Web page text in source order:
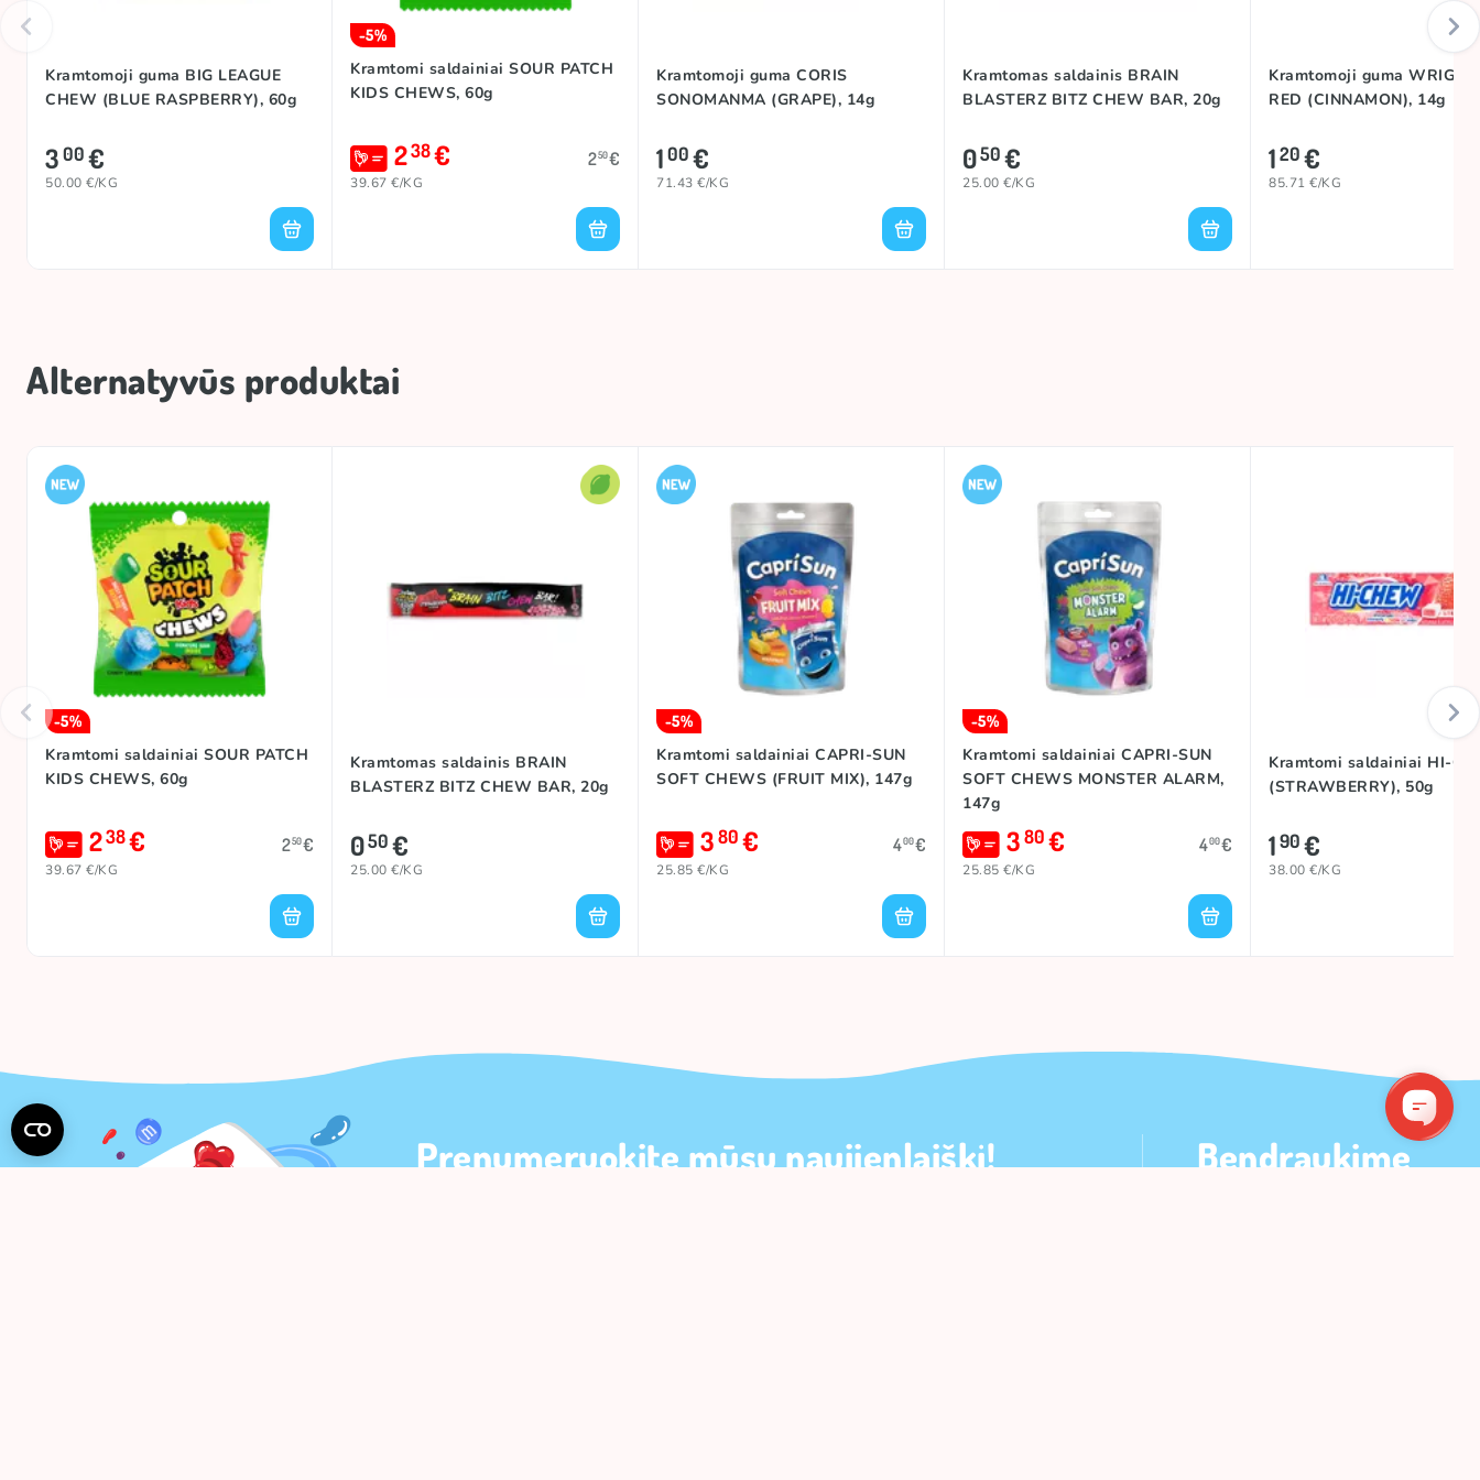
Kramtomoji guma BIG LEAGUE
CHEW (BLUE RASPBERRY), 60g
300€
50.00 €/KG
-5%
Kramtomi saldainiai SOUR PATCH
KIDS CHEWS, 60g
238€ 250€
39.67 €/KG
Kramtomoji guma CORIS
SONOMANMA (GRAPE), 14g
100€
71.43 €/KG
Kramtomas saldainis BRAIN
BLASTERZ BITZ CHEW BAR, 20g
050€
25.00 €/KG
Kramtomoji guma
RED (CINNAMON), 14g
120€
85.71 €/KG
Alternatyvūs produktai
-5%
Kramtomi saldainiai SOUR PATCH
KIDS CHEWS, 60g
238€ 250€
39.67 €/KG
Kramtomas saldainis BRAIN
BLASTERZ BITZ CHEW BAR, 20g
050€
25.00 €/KG
-5%
Kramtomi saldainiai CAPRI-SUN
SOFT CHEWS (FRUIT MIX), 147g
380€ 400€
25.85 €/KG
-5%
Kramtomi saldainiai CAPRI-SUN
SOFT CHEWS MONSTER ALARM,
147g
380€ 400€
25.85 €/KG
Kramtomi saldainiai HI-
(STRAWBERRY), 50g
190€
38.00 €/KG
Prenumeruokite mūsų naujienlaiškį! Bendraukime